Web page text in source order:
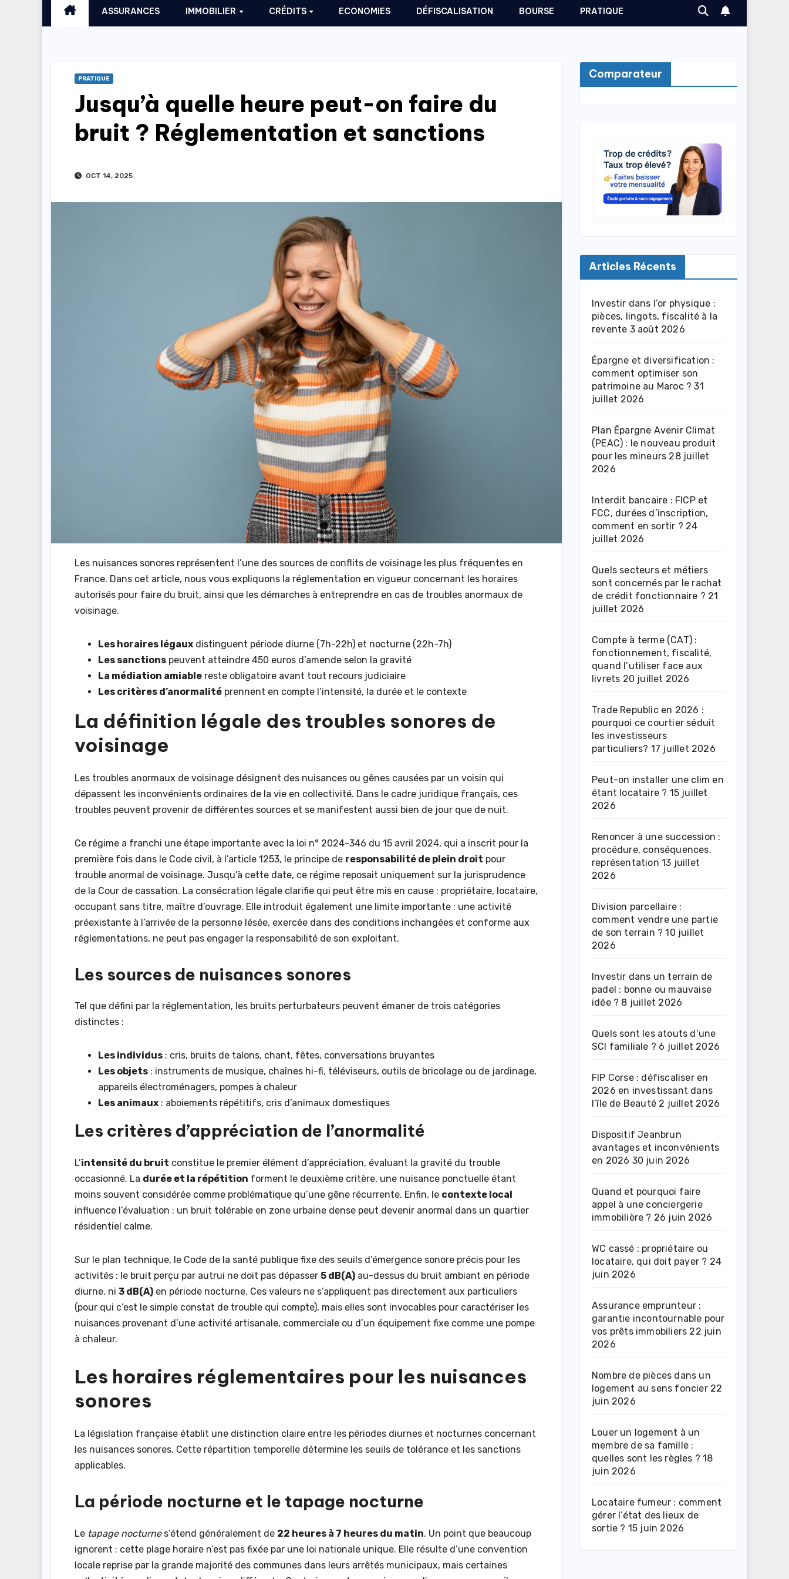
ASSURANCES IMMOBILIER CRÉDITS ECONOMIES DÉFISCALISATION BOURSE PRATIQUE
PRATIQUE
Jusqu’à quelle heure peut-on faire du
bruit ? Réglementation et sanctions
OCT 14, 2025
Les nuisances sonores représentent l’une des sources de conflits de voisinage les plus fréquentes en
France. Dans cet article, nous vous expliquons la réglementation en vigueur concernant les horaires
autorisés pour faire du bruit, ainsi que les démarches à entreprendre en cas de troubles anormaux de
voisinage.
Les horaires légaux distinguent période diurne (7h-22h) et nocturne (22h-7h)
Les sanctions peuvent atteindre 450 euros d’amende selon la gravité
La médiation amiable reste obligatoire avant tout recours judiciaire
Les critères d’anormalité prennent en compte l’intensité, la durée et le contexte
La définition légale des troubles sonores de
voisinage
Les troubles anormaux de voisinage désignent des nuisances ou gênes causées par un voisin qui
dépassent les inconvénients ordinaires de la vie en collectivité. Dans le cadre juridique français, ces
troubles peuvent provenir de différentes sources et se manifestent aussi bien de jour que de nuit.
Ce régime a franchi une étape importante avec la loi n° 2024-346 du 15 avril 2024, qui a inscrit pour la
première fois dans le Code civil, à l’article 1253, le principe de responsabilité de plein droit pour
trouble anormal de voisinage. Jusqu’à cette date, ce régime reposait uniquement sur la jurisprudence
de la Cour de cassation. La consécration légale clarifie qui peut être mis en cause : propriétaire, locataire,
occupant sans titre, maître d’ouvrage. Elle introduit également une limite importante : une activité
préexistante à l’arrivée de la personne lésée, exercée dans des conditions inchangées et conforme aux
réglementations, ne peut pas engager la responsabilité de son exploitant.
Les sources de nuisances sonores
Tel que défini par la réglementation, les bruits perturbateurs peuvent émaner de trois catégories
distinctes :
Les individus : cris, bruits de talons, chant, fêtes, conversations bruyantes
Les objets : instruments de musique, chaînes hi-fi, téléviseurs, outils de bricolage ou de jardinage,
appareils électroménagers, pompes à chaleur
Les animaux : aboiements répétitifs, cris d’animaux domestiques
Les critères d’appréciation de l’anormalité
L’intensité du bruit constitue le premier élément d’appréciation, évaluant la gravité du trouble
occasionné. La durée et la répétition forment le deuxième critère, une nuisance ponctuelle étant
moins souvent considérée comme problématique qu’une gêne récurrente. Enfin, le contexte local
influence l’évaluation : un bruit tolérable en zone urbaine dense peut devenir anormal dans un quartier
résidentiel calme.
Sur le plan technique, le Code de la santé publique fixe des seuils d’émergence sonore précis pour les
activités : le bruit perçu par autrui ne doit pas dépasser 5 dB(A) au-dessus du bruit ambiant en période
diurne, ni 3 dB(A) en période nocturne. Ces valeurs ne s’appliquent pas directement aux particuliers
(pour qui c’est le simple constat de trouble qui compte), mais elles sont invocables pour caractériser les
nuisances provenant d’une activité artisanale, commerciale ou d’un équipement fixe comme une pompe
à chaleur.
Les horaires réglementaires pour les nuisances
sonores
La législation française établit une distinction claire entre les périodes diurnes et nocturnes concernant
les nuisances sonores. Cette répartition temporelle détermine les seuils de tolérance et les sanctions
applicables.
La période nocturne et le tapage nocturne
Le tapage nocturnes’étend généralement de 22 heures à 7 heures du matin. Un point que beaucoup
ignorent : cette plage horaire n’est pas fixée par une loi nationale unique. Elle résulte d’une convention
locale reprise par la grande majorité des communes dans leurs arrêtés municipaux, mais certaines
Comparateur
Articles Récents
Investir dans l’or physique :
pièces, lingots, fiscalité à la
revente 3 août 2026
Épargne et diversification :
comment optimiser son
patrimoine au Maroc ? 31
juillet 2026
Plan Épargne Avenir Climat
(PEAC) : le nouveau produit
pour les mineurs 28 juillet
2026
Interdit bancaire : FICP et
FCC, durées d’inscription,
comment en sortir ? 24
juillet 2026
Quels secteurs et métiers
sont concernés par le rachat
de crédit fonctionnaire ? 21
juillet 2026
Compte à terme (CAT) :
fonctionnement, fiscalité,
quand l’utiliser face aux
livrets 20 juillet 2026
Trade Republic en 2026 :
pourquoi ce courtier séduit
les investisseurs
particuliers? 17 juillet 2026
Peut-on installer une clim en
étant locataire ? 15 juillet
2026
Renoncer à une succession :
procédure, conséquences,
représentation 13 juillet
2026
Division parcellaire :
comment vendre une partie
de son terrain ? 10 juillet
2026
Investir dans un terrain de
padel : bonne ou mauvaise
idée ? 8 juillet 2026
Quels sont les atouts d’une
SCI familiale ? 6 juillet 2026
FIP Corse : défiscaliser en
2026 en investissant dans
l’île de Beauté 2 juillet 2026
Dispositif Jeanbrun
avantages et inconvénients
en 2026 30 juin 2026
Quand et pourquoi faire
appel à une conciergerie
immobilière ? 26 juin 2026
WC cassé : propriétaire ou
locataire, qui doit payer ? 24
juin 2026
Assurance emprunteur :
garantie incontournable pour
vos prêts immobiliers 22 juin
2026
Nombre de pièces dans un
logement au sens foncier 22
juin 2026
Louer un logement à un
membre de sa famille :
quelles sont les règles ? 18
juin 2026
Locataire fumeur : comment
gérer l’état des lieux de
sortie ? 15 juin 2026